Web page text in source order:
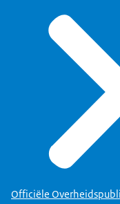
Officiële